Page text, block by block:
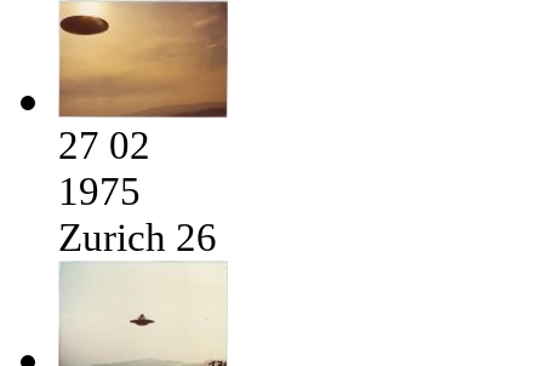
27 02
1975
Zurich 26